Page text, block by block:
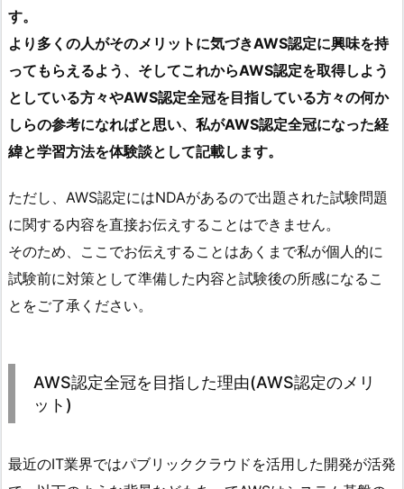
す。
より多くの人がそのメリットに気づきAWS認定に興味を持
ってもらえるよう、そしてこれからAWS認定を取得しよう
としている方々やAWS認定全冠を目指している方々の何か
しらの参考になればと思い、私がAWS認定全冠になった経
緯と学習方法を体験談として記載します。
ただし、AWS認定にはNDAがあるので出題された試験問題
に関する内容を直接お伝えすることはできません。
そのため、ここでお伝えすることはあくまで私が個人的に
試験前に対策として準備した内容と試験後の所感になるこ
とをご了承ください。
AWS認定全冠を目指した理由(AWS認定のメリ
ット)
最近のIT業界ではパブリッククラウドを活用した開発が活発